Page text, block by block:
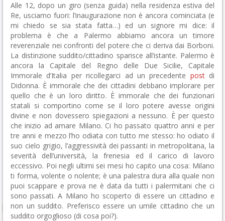
Alle 12, dopo un giro (senza guida) nella residenza estiva del
Re, usciamo fuori: l’inaugurazione non è ancora cominciata (e
mi chiedo se sia stata fatta…) ed un signore mi dice: il
problema è che a Palermo abbiamo ancora un timore
reverenziale nei confronti del potere che ci deriva dai Borboni.
La distinzione suddito/cittadino sparisce all’istante. Palermo è
ancora la Capitale del Regno delle Due Sicilie, Capitale
Immorale d’Italia per ricollegarci ad un precedente postdi
Didonna. È immorale che dei cittadini debbano implorare per
quello che è un loro diritto. È immorale che dei funzionari
statali si comportino come se il loro potere avesse origini
divine e non dovessero spiegazioni a nessuno. È per questo
che inizio ad amare Milano. Ci ho passato quattro anni e per
tre anni e mezzo l’ho odiata con tutto me stesso: ho odiato il
suo cielo grigio, l’aggressività dei passanti in metropolitana, la
severità dell’università, la frenesia ed il carico di lavoro
eccessivo. Poi negli ultimi sei mesi ho capito una cosa: Milano
ti forma, volente o nolente; è una palestra dura alla quale non
puoi scappare e prova ne è data da tutti i palermitani che ci
sono passati. A Milano ho scoperto di essere un cittadino e
non un suddito. Preferisco essere un umile cittadino che un
suddito orgoglioso (di cosa poi?).